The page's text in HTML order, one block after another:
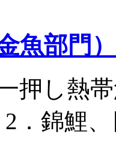
魚部門）
押し熱
．錦鯉、